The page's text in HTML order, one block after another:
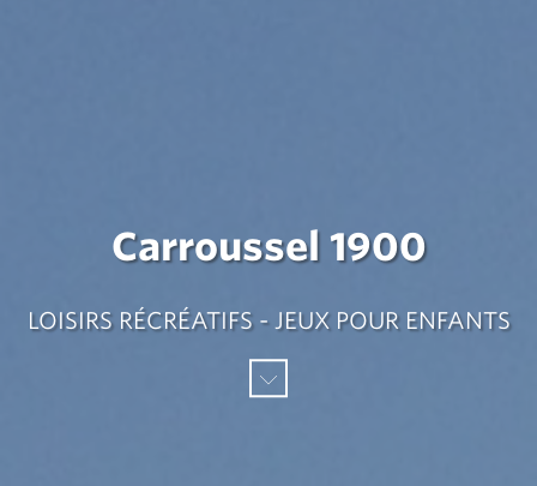
Carroussel 1900
LOISIRS RÉCRÉATIFS - JEUX POUR ENFANTS